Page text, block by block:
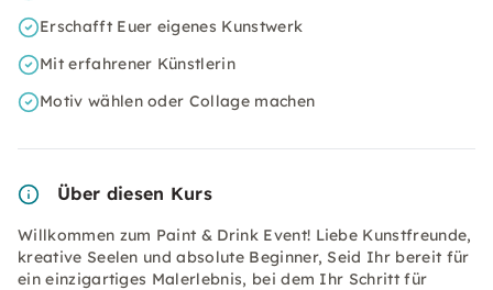
Erschafft Euer eigenes Kunstwerk
Mit erfahrener Künstlerin
Motiv wählen oder Collage machen
Über diesen Kurs
Willkommen zum Paint & Drink Event! Liebe Kunstfreunde,
kreative Seelen und absolute Beginner, Seid Ihr bereit für
ein einzigartiges Malerlebnis, bei dem Ihr Schritt für